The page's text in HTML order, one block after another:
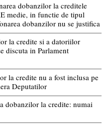
dobanzilor la creditele
medie, in functie de tipul
dobanzilor nu se justifica
la credite si a datoriilor
discuta in Parlament
la credite nu a fost inclusa pe
Deputatilor
dobanzilor la credite: numai